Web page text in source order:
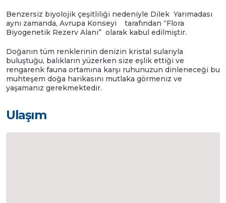
Benzersiz biyolojik çeşitliliği nedeniyle Dilek Yarımadası
aynı zamanda, Avrupa Konseyi tarafından “Flora
Biyogenetik Rezerv Alanı” olarak kabul edilmiştir.
Doğanın tüm renklerinin denizin kristal sularıyla
buluştuğu, balıkların yüzerken size eşlik ettiği ve
rengarenk fauna ortamına karşı ruhunuzun dinleneceği bu
muhteşem doğa harikasını mutlaka görmeniz ve
yaşamanız gerekmektedir.
Ulaşım